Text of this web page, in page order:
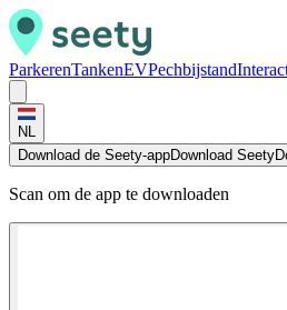
ParkerenTankenEVPechbijstand
NL
Download de Seety-appDownload Seety
Scan om de app te downloaden